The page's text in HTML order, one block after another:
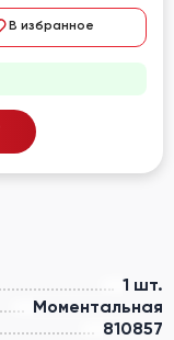
1 шт.
Моментальная
810857
В избранное